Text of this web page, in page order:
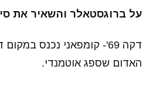
על ברוגסטאלר והשאיר את סיטי ב-10
דקה 69'- קומפאני נכנס
האדום שספג אוטמנדי.